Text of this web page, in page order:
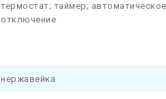
термостат; таймер; автоматическое
отключение
нержавейка